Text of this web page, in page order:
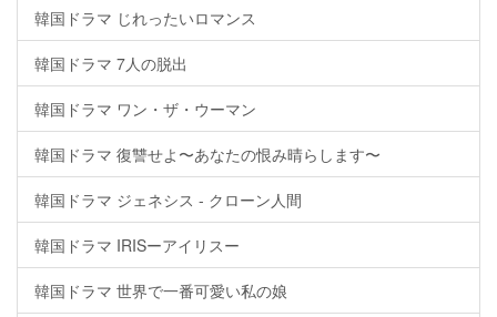
韓国ドラマ じれったいロマンス
韓国ドラマ 7人の脱出
韓国ドラマ ワン・ザ・ウーマン
韓国ドラマ 復讐せよ〜あなたの恨み晴らします〜
韓国ドラマ ジェネシス - クローン人間
韓国ドラマ IRISーアイリスー
韓国ドラマ 世界で一番可愛い私の娘